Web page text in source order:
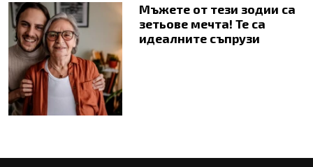
Мъжете от тези зодии са
зетьове мечта! Те са
идеалните съпрузи